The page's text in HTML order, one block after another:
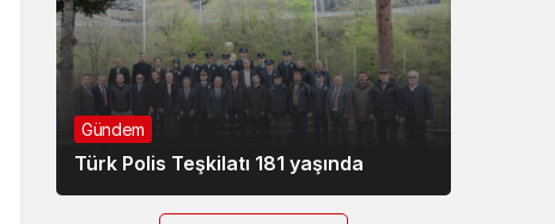
Gündem
Türk Polis Teşkilatı 181 yaşında